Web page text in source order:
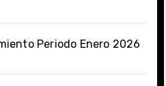
Periodo Enero 2026